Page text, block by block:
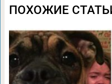
ПОХОЖИЕ